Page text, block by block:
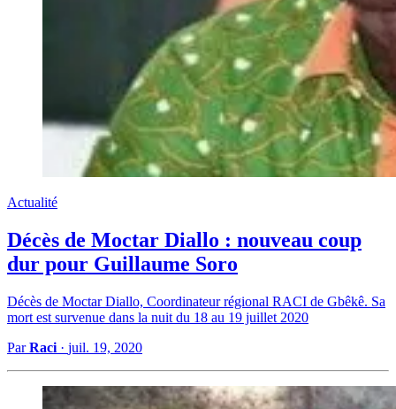
Actualité
Décès de Moctar Diallo : nouveau coup
dur pour Guillaume Soro
Décès de Moctar Diallo, Coordinateur régional RACI de Gbêkê. Sa
mort est survenue dans la nuit du 18 au 19 juillet 2020
ParRaci · juil. 19, 2020